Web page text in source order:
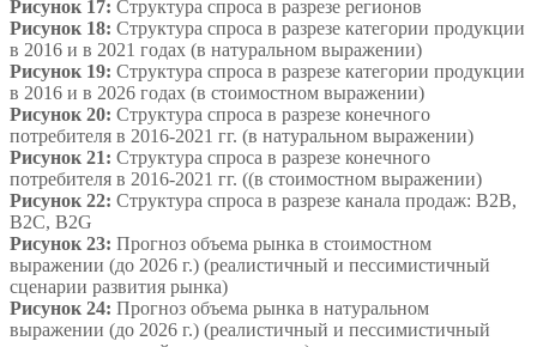
Рисунок 17: Структура спроса в разрезе регионов
Рисунок 18: Структура спроса в разрезе категории продукции
в 2016 и в 2021 годах (в натуральном выражении)
Рисунок 19: Структура спроса в разрезе категории продукции
в 2016 и в 2026 годах (в стоимостном выражении)
Рисунок 20: Структура спроса в разрезе конечного
потребителя в 2016-2021 гг. (в натуральном выражении)
Рисунок 21: Структура спроса в разрезе конечного
потребителя в 2016-2021 гг. ((в стоимостном выражении)
Рисунок 22: Структура спроса в разрезе канала продаж: B2B,
B2C, B2G
Рисунок 23: Прогноз объема рынка в стоимостном
выражении (до 2026 г.) (реалистичный и пессимистичный
сценарии развития рынка)
Рисунок 24: Прогноз объема рынка в натуральном
выражении (до 2026 г.) (реалистичный и пессимистичный